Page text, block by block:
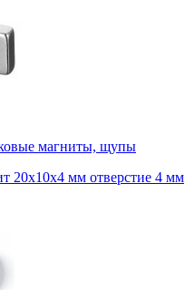
магниты, щупы
20х10х4 мм отверстие 4 мм